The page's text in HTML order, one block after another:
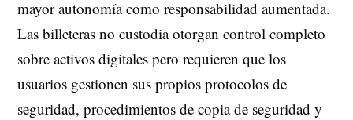
mayor autonomía como responsabilidad aumentada.
Las billeteras no custodia otorgan control completo
sobre activos digitales pero requieren que los
usuarios gestionen sus propios protocolos de
seguridad, procedimientos de copia de seguridad y